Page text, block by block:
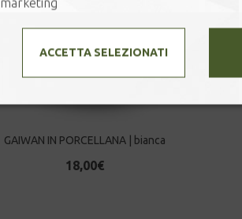
GAIWAN IN PORCELLANA | bianca
18,00€
ACCETTA SELEZIONATI